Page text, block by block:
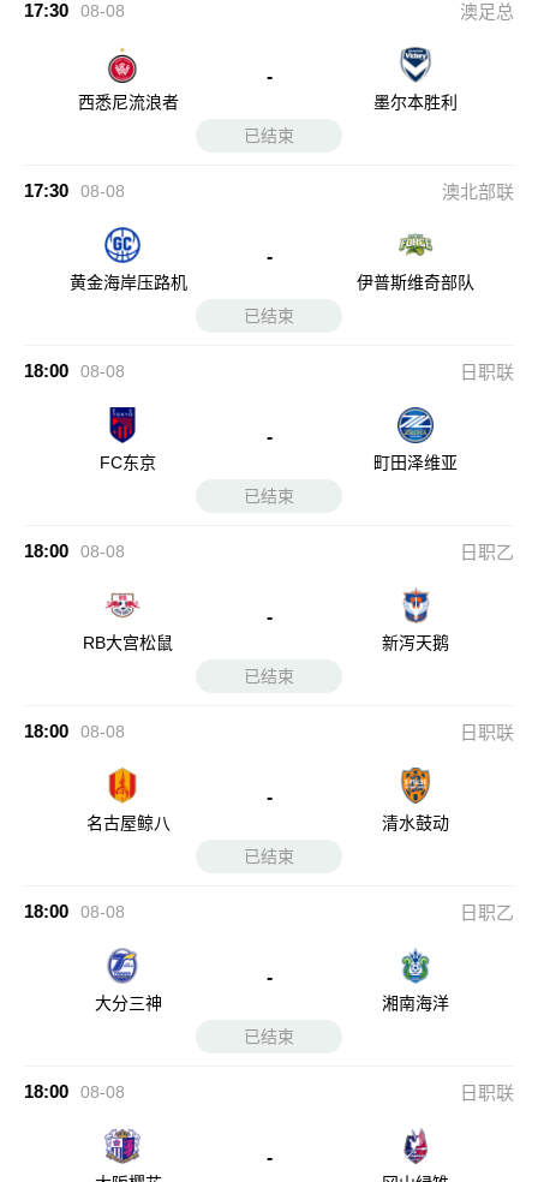
17:30 08-08 澳足总
西悉尼流浪者
-
墨尔本胜利
已结束
17:30 08-08 澳北部联
黄金海岸压路机
-
伊普斯维奇部队
已结束
18:00 08-08 日职联
FC东京
-
町田泽维亚
已结束
18:00 08-08 日职乙
RB大宫松鼠
-
新泻天鹅
已结束
18:00 08-08 日职联
名古屋鲸八
-
清水鼓动
已结束
18:00 08-08 日职乙
大分三神
-
湘南海洋
已结束
18:00 08-08 日职联
-